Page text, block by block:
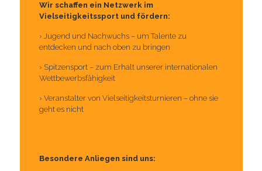
Wir schaffen ein Netzwerk im
Vielseitigkeitssport und fördern:
› Jugend und Nachwuchs – um Talente zu
entdecken und nach oben zu bringen
› Spitzensport – zum Erhalt unserer internationalen
Wettbewerbsfähigkeit
› Veranstalter von Vielseitigkeitsturnieren – ohne sie
geht es nicht
Besondere Anliegen sind uns: